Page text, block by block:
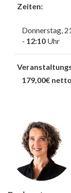
Zeiten:
Donnerstag,
- 12:10 Uhr
179,00€ netto